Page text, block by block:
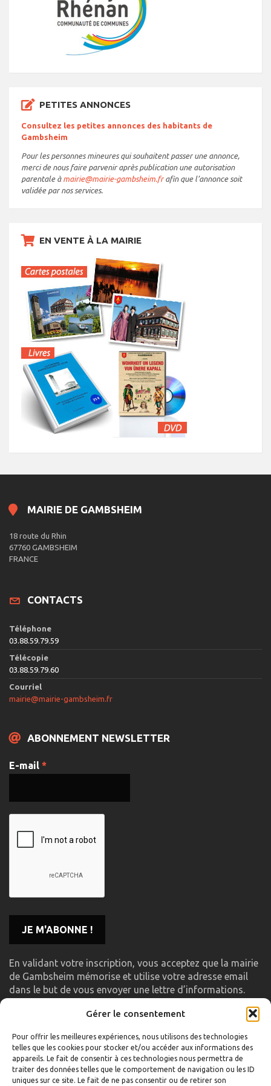
Gérer le consentement
Pour offrir les meilleures expériences, nous utilisons des technologies
telles que les cookies pour stocker et/ou accéder aux informations des
appareils. Le fait de consentir à ces technologies nous permettra de
traiter des données telles que le comportement de navigation ou les ID
uniques sur ce site. Le fait de ne pas consentir ou de retirer son
PETITES ANNONCES
Consultez les petites annonces des habitants de
Gambsheim
Pour les personnes mineures qui souhaitent passer une annonce,
merci de nous faire parvenir après publication une autorisation
parentale à mairie@mairie-gambsheim.frafin que l’annonce soit
validée par nos services.
EN VENTE À LA MAIRIE
MAIRIE DE GAMBSHEIM
18 route du Rhin
67760 GAMBSHEIM
FRANCE
CONTACTS
Téléphone
03.88.59.79.59
Télécopie
03.88.59.79.60
Courriel
mairie@mairie-gambsheim.fr
ABONNEMENT NEWSLETTER
E-mail *
En validant votre inscription, vous acceptez que la mairie
de Gambsheim mémorise et utilise votre adresse email
dans le but de vous envoyer une lettre d’informations.
LIENS UTILES
Accueil
Formulaire de contact